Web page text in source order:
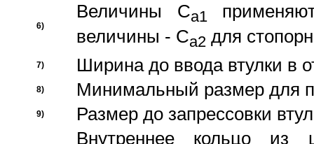
6)
Величины Ca1
величины - Ca2 для
7) Ширина до ввода втулки в
8) Минимальный размер для
9) Размер до запрессовки
Внутреннее кольцо из